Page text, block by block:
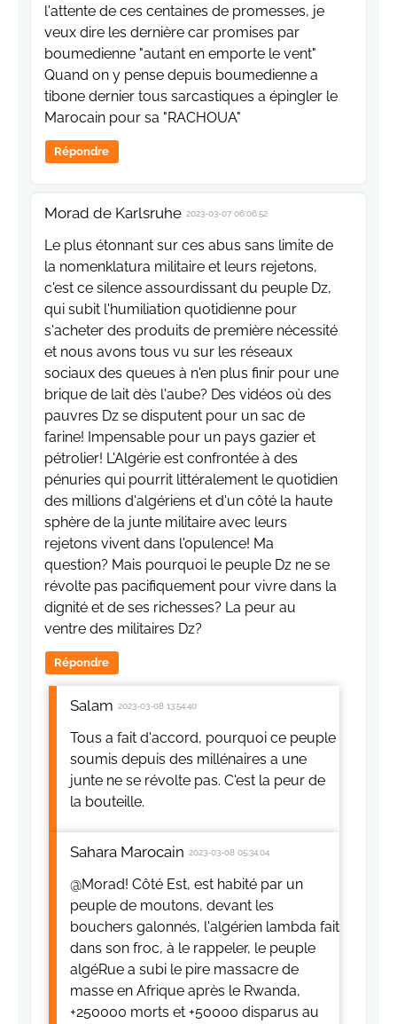
l'attente de ces centaines de promesses, je
veux dire les dernière car promises par
boumedienne "autant en emporte le vent"
Quand on y pense depuis boumedienne a
tibone dernier tous sarcastiques a épingler le
Marocain pour sa "RACHOUA"
Répondre
Morad de Karlsruhe 2023-03-07 06:06:52
Le plus étonnant sur ces abus sans limite de
la nomenklatura militaire et leurs rejetons,
c'est ce silence assourdissant du peuple Dz,
qui subit l'humiliation quotidienne pour
s'acheter des produits de première nécessité
et nous avons tous vu sur les réseaux
sociaux des queues à n'en plus finir pour une
brique de lait dès l'aube? Des vidéos où des
pauvres Dz se disputent pour un sac de
farine! Impensable pour un pays gazier et
pétrolier! L'Algérie est confrontée à des
pénuries qui pourrit littéralement le quotidien
des millions d'algériens et d'un côté la haute
sphère de la junte militaire avec leurs
rejetons vivent dans l'opulence! Ma
question? Mais pourquoi le peuple Dz ne se
révolte pas pacifiquement pour vivre dans la
dignité et de ses richesses? La peur au
ventre des militaires Dz?
Répondre
Salam 2023-03-08 13:54:40
Tous a fait d'accord, pourquoi ce peuple
soumis depuis des millénaires a une
junte ne se révolte pas. C'est la peur de
la bouteille.
Sahara Marocain 2023-03-08 05:34:04
@Morad! Côté Est, est habité par un
peuple de moutons, devant les
bouchers galonnés, l'algérien lambda fait
dans son froc, à le rappeler, le peuple
algéRue a subi le pire massacre de
masse en Afrique après le Rwanda,
+250000 morts et +50000 disparus au